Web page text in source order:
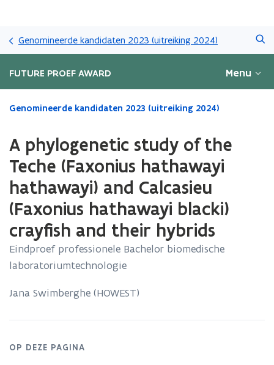
en
naar
gaan
Genomineerde kandidaten 2023 (uitreiking 2024)
FUTURE PROEF AWARD Menu
Gedaan
bevindt
zich
op:
phylogenetic
the
Teche
hathawayi
hathawayi)
hathawayi
Genomineerde kandidaten 2023 (uitreiking 2024)
A phylogenetic study of the
Teche (Faxonius hathawayi
hathawayi) and Calcasieu
(Faxonius hathawayi blacki)
crayfish and their hybrids
Eindproef professionele Bachelor biomedische
laboratoriumtechnologie
Jana Swimberghe (HOWEST)
OP DEZE PAGINA